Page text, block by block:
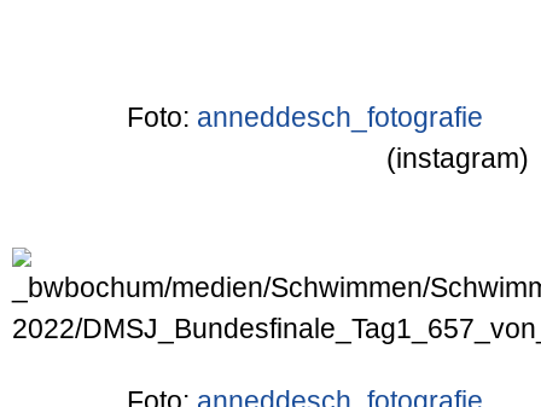
Foto: anneddesch_fotografie
(instagram)
Foto: anneddesch_fotografie